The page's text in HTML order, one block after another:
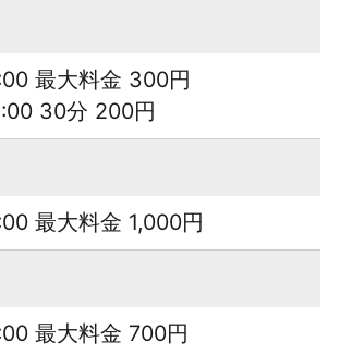
最大料金 300円
30分 200円
最大料金 1,000円
最大料金 700円